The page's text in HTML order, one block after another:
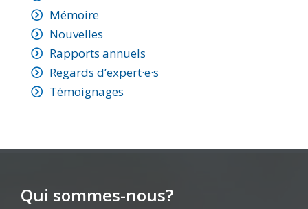
Mémoire
Nouvelles
Rapports annuels
Regards d’expert·e·s
Témoignages
Qui sommes-nous?